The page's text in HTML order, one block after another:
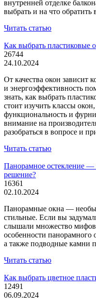
внутренней отделке
выбрать и на что обратить
Читать статью
Как выбрать пластиковые
26744
24.10.2024
От качества окон зависит
и энергоэффективность
знать, как выбрать
стоит изучить классы
функциональность и
внимание на
разобраться в вопросе и
Читать статью
Панорамное остекление —
решение?
16361
02.10.2024
Панорамные окна —
стильные. Если вы
слышали множество
особенности
а также подводные камни
Читать статью
Как выбрать цветное
12491
06.09.2024